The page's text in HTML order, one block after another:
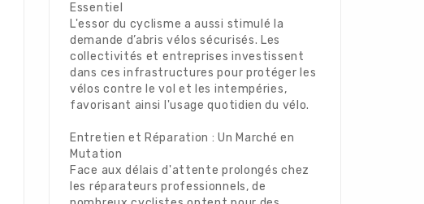
Essentiel
L'essor du cyclisme a aussi stimulé la
demande d’abris vélos sécurisés. Les
collectivités et entreprises investissent
dans ces infrastructures pour protéger les
vélos contre le vol et les intempéries,
favorisant ainsi l'usage quotidien du vélo.
Entretien et Réparation : Un Marché en
Mutation
Face aux délais d'attente prolongés chez
les réparateurs professionnels, de